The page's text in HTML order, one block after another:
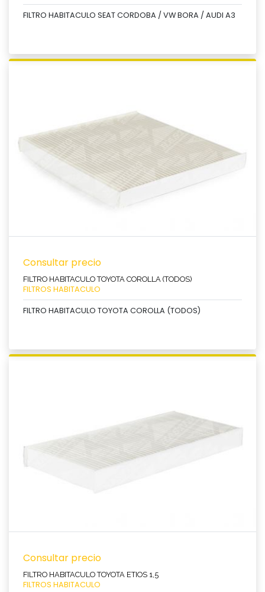
FILTRO HABITACULO SEAT CORDOBA / VW BORA / AUDI A3
Ver producto
Consultar precio
FILTRO HABITACULO TOYOTA COROLLA (TODOS)
FILTROS HABITACULO
FILTRO HABITACULO TOYOTA COROLLA (TODOS)
Ver producto
Consultar precio
FILTRO HABITACULO TOYOTA ETIOS 1,5
FILTROS HABITACULO